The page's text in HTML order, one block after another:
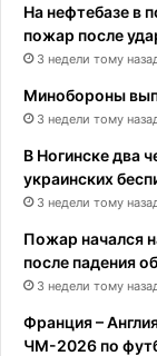
На нефтебазе в
пожар после
3 недели тому
Минобороны
3 недели тому
В Ногинске два
украинских
3 недели тому
Пожар начался
после падения
3 недели тому
Франция –
ЧМ-2026 по